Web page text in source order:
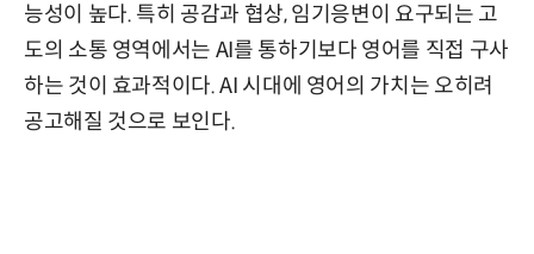
능성이 높다. 특히 공감과 협상, 임기응변이 요구되는 고
도의 소통 영역에서는 AI를 통하기보다 영어를 직접 구사
하는 것이 효과적이다. AI 시대에 영어의 가치는 오히려
공고해질 것으로 보인다.